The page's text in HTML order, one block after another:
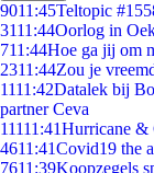
9011:45Teltopic
3111:44Oorlog in
711:44Hoe ga jij om
2311:44Zou je
1111:42Datalek bij
partner Ceva
11111:41Hurricane &
4611:41Covid19 the
7611:39Koopzegels